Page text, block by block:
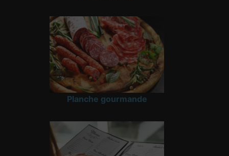
Planche gourmande